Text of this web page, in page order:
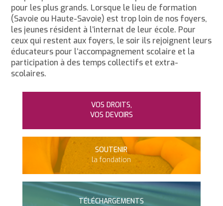
pour les plus grands. Lorsque le lieu de formation
(Savoie ou Haute-Savoie) est trop loin de nos foyers,
les jeunes résident à l’internat de leur école. Pour
ceux qui restent aux foyers, le soir ils rejoignent leurs
éducateurs pour l’accompagnement scolaire et la
participation à des temps collectifs et extra-
scolaires.
VOS DROITS,
VOS DEVOIRS
SOUTENIR
la fondation
TÉLÉCHARGEMENTS